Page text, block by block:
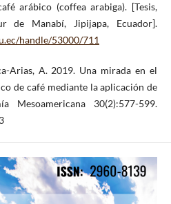
arábico (coffea arabiga). [Tesis,
de Manabí, Jipijapa, Ecuador].
handle/53000/711
Arias, A. 2019. Una mirada en el
de café mediante la aplicación de
Mesoamericana 30(2):577-599.